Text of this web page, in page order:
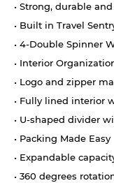
• Strong, durable
• Built in Travel
• 4-Double Spinner
• Interior
• Logo and zipper
• Fully lined interior
• U-shaped divider
• Packing Made Easy
• Expandable
• 360 degrees